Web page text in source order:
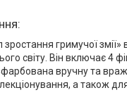
зростання гримучої
світу. Він включає 4
вручну та
а також